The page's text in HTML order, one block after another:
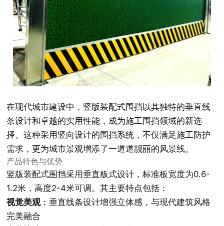
在现代城市建设中，竖版装配式围挡以其独特的垂直线
条设计和卓越的实用性能，成为施工围挡领域的新选
择。这种采用竖向设计的围挡系统，不仅满足施工防护
需求，更为城市景观增添了一道道靓丽的风景线。
产品特色与优势
竖版装配式围挡采用垂直板式设计，标准板宽度为0.6-
1.2米，高度2-4米可调。其主要特点包括：
视觉美观：垂直线条设计增强立体感，与现代建筑风格
完美融合